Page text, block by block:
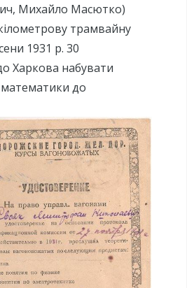
Михайло Масютко)
трамвайну
1931 р. 30
Харкова набувати
до